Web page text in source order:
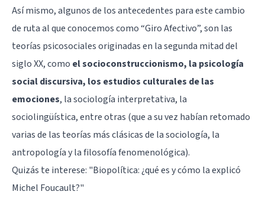
Así mismo, algunos de los antecedentes para este cambio
de ruta al que conocemos como “Giro Afectivo”, son las
teorías psicosociales originadas en la segunda mitad del
siglo XX, como el socioconstruccionismo, la psicología
social discursiva, los estudios culturales de las
emociones, la sociología interpretativa, la
sociolingüística, entre otras (que a su vez habían retomado
varias de las teorías más clásicas de la sociología, la
antropología y la filosofía fenomenológica).
Quizás te interese: "Biopolítica: ¿qué es y cómo la explicó
Michel Foucault?"